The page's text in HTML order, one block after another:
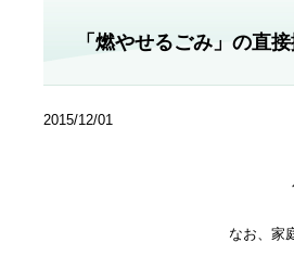
「燃やせるごみ」の直
2015/12/01
なお、家